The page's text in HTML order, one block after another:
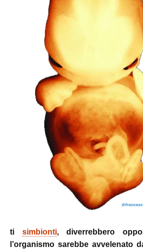
ti simbionti, diverrebbero
l’organismo sarebbe avvelenato